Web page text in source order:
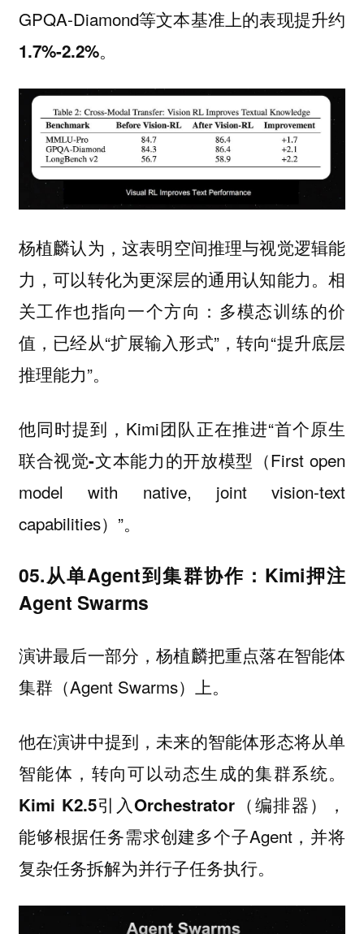
GPQA-Diamond等文本基准上的表现提升约
1.7%-2.2%。
杨植麟认为， 这表明空间推理与视觉逻辑能
力，可以转化为更深层的通用认知能力。相
关工作也指向一个方向：多模态训练的价
值，已经从“扩展输入形式”，转向“提升底层
推理能力”。
他同时提到，Kimi团队正在推进“首个原生
联合视觉-文本能力的开放模型 （First open
model with native, joint vision-text
capabilities）”。
05.从单Agent到集群协作：Kimi押注
Agent Swarms
演讲最后一部分，杨植麟把重点落在智能体
集群 （Agent Swarms）上。
他在演讲中提到，未来的智能体形态将从单
智能体，转向可以动态生成的集群系统。
Kimi K2.5引入Orchestrator（编排器）
，
能够根据任务需求创建多个子Agent，并将
复杂任务拆解为并行子任务执行。